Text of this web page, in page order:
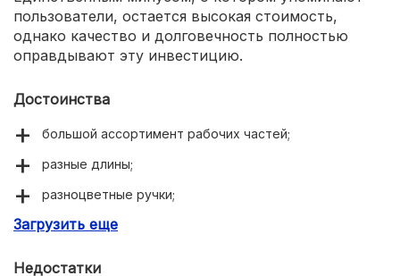
пользователи, остается высокая стоимость,
однако качество и долговечность полностью
оправдывают эту инвестицию.
Достоинства
большой ассортимент рабочих частей;
разные длины;
разноцветные ручки;
удобный кейс.
Загрузить еще
Недостатки